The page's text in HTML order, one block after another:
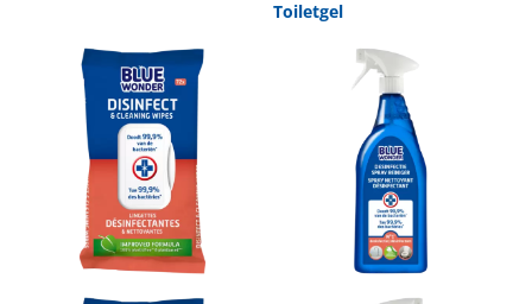
Toiletgel